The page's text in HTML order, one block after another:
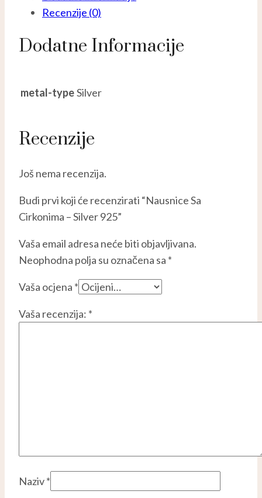
Recenzije (0)
Dodatne Informacije
metal-typeSilver
Recenzije
Još nema recenzija.
Budi prvi koji će recenzirati “Nausnice Sa
Cirkonima – Silver 925”
Vaša email adresa neće biti objavljivana.
Neophodna polja su označena sa *
Vaša ocjena *
Vaša recenzija: *
Naziv*